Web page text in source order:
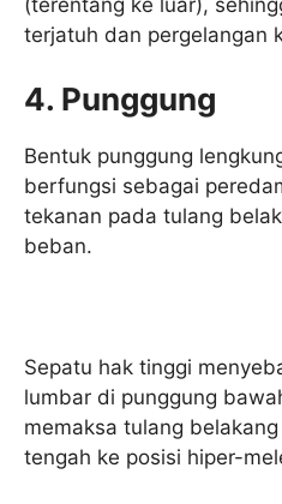
terjatuh dan pergelangan
4. Punggung
Bentuk punggung
berfungsi sebagai
tekanan pada tulang
beban.
Sepatu hak tinggi
lumbar di punggung
memaksa tulang
tengah ke posisi hiper-